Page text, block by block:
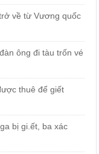
về từ Vương quốc
ông đi tàu trốn vé
thuê để giết
bị gi.ết, ba xác